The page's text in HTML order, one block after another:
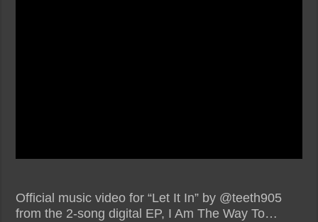
Official music video for “Let It In” by @teeth905
from the 2-song digital EP, I Am The Way To…